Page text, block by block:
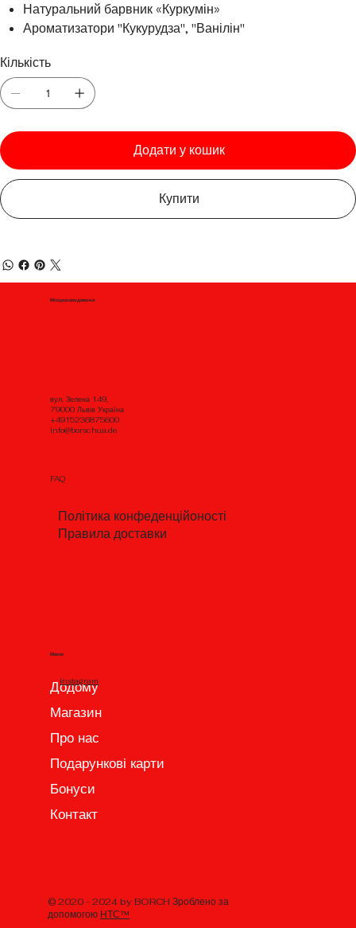
Натуральний барвник «Куркумін»
Ароматизатори "Кукурудза", "Ванілін"
Кількість
Додати у кошик
Купити
© 2020 - 2024 by BORCH Зроблено за
допомогою НТС™
Місцезнаходження
вул. Зелена 149,
79000 Львів Україна
+4915236875600
info@borschua.de
Меню
Додому
Магазин
Про нас
Подарункові карти
Бонуси
Контакт
FAQ
Політика конфеденційоності
Правила доставки
Instagram